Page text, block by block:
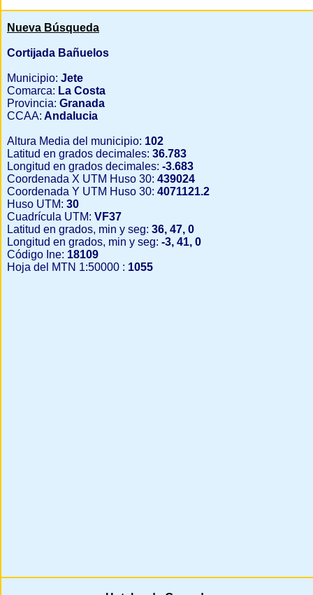
Nueva Búsqueda
Cortijada Bañuelos
Municipio: Jete
Comarca: La Costa
Provincia: Granada
CCAA: Andalucia
Altura Media del municipio: 102
Latitud en grados decimales: 36.783
Longitud en grados decimales: -3.683
Coordenada X UTM Huso 30: 439024
Coordenada Y UTM Huso 30: 4071121.2
Huso UTM: 30
Cuadrícula UTM: VF37
Latitud en grados, min y seg: 36, 47, 0
Longitud en grados, min y seg: -3, 41, 0
Código Ine: 18109
Hoja del MTN 1:50000 : 1055